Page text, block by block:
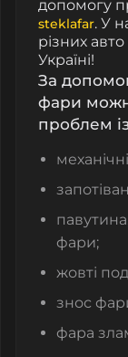
допомогу
steklafar. У
різних
Україні!
За
фари
проблем
фари;
жовті
знос
фара